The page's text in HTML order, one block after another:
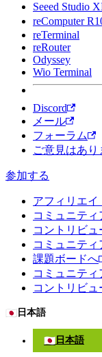
Seeed Studio
reComputer
reTerminal
reRouter
Odyssey
Wio Terminal
Discord
メール
フォーラム
ご意見はあり
参加する
アフィリエ
コミュニテ
コントリビュ
コミュニテ
課題ボードへ
コミュニテ
コントリビ
🇯🇵 日本語
🇯🇵 日本語